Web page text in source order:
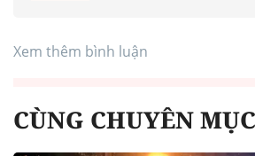
Xem thêm bình luận
CÙNG CHUYÊN MỤC